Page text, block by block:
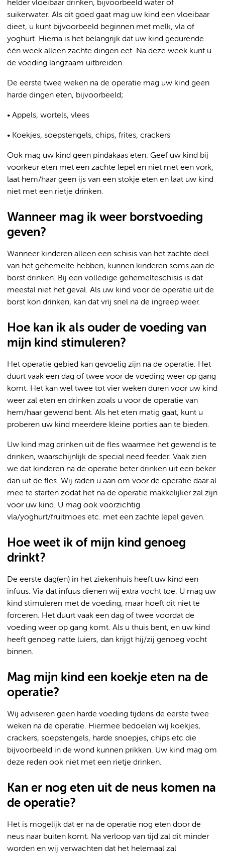
helder vloeibaar drinken, bijvoorbeeld water of
suikerwater. Als dit goed gaat mag uw kind een vloeibaar
dieet, u kunt bijvoorbeeld beginnen met melk, vla of
yoghurt. Hierna is het belangrijk dat uw kind gedurende
één week alleen zachte dingen eet. Na deze week kunt u
de voeding langzaam uitbreiden.
De eerste twee weken na de operatie mag uw kind geen
harde dingen eten, bijvoorbeeld;
• Appels, wortels, vlees
• Koekjes, soepstengels, chips, frites, crackers
Ook mag uw kind geen pindakaas eten. Geef uw kind bij
voorkeur eten met een zachte lepel en niet met een vork,
laat hem/haar geen ijs van een stokje eten en laat uw kind
niet met een rietje drinken.
Wanneer mag ik weer borstvoeding
geven?
Wanneer kinderen alleen een schisis van het zachte deel
van het gehemelte hebben, kunnen kinderen soms aan de
borst drinken. Bij een volledige gehemelteschisis is dat
meestal niet het geval. Als uw kind voor de operatie uit de
borst kon drinken, kan dat vrij snel na de ingreep weer.
Hoe kan ik als ouder de voeding van
mijn kind stimuleren?
Het operatie gebied kan gevoelig zijn na de operatie. Het
duurt vaak een dag of twee voor de voeding weer op gang
komt. Het kan wel twee tot vier weken duren voor uw kind
weer zal eten en drinken zoals u voor de operatie van
hem/haar gewend bent. Als het eten matig gaat, kunt u
proberen uw kind meerdere kleine porties aan te bieden.
Uw kind mag drinken uit de fles waarmee het gewend is te
drinken, waarschijnlijk de special need feeder. Vaak zien
we dat kinderen na de operatie beter drinken uit een beker
dan uit de fles. Wij raden u aan om voor de operatie daar al
mee te starten zodat het na de operatie makkelijker zal zijn
voor uw kind. U mag ook voorzichtig
vla/yoghurt/fruitmoes etc. met een zachte lepel geven.
Hoe weet ik of mijn kind genoeg
drinkt?
De eerste dag(en) in het ziekenhuis heeft uw kind een
infuus. Via dat infuus dienen wij extra vocht toe. U mag uw
kind stimuleren met de voeding, maar hoeft dit niet te
forceren. Het duurt vaak een dag of twee voordat de
voeding weer op gang komt. Als u thuis bent, en uw kind
heeft genoeg natte luiers, dan krijgt hij/zij genoeg vocht
binnen.
Mag mijn kind een koekje eten na de
operatie?
Wij adviseren geen harde voeding tijdens de eerste twee
weken na de operatie. Hiermee bedoelen wij koekjes,
crackers, soepstengels, harde snoepjes, chips etc die
bijvoorbeeld in de wond kunnen prikken. Uw kind mag om
deze reden ook niet met een rietje drinken.
Kan er nog eten uit de neus komen na
de operatie?
Het is mogelijk dat er na de operatie nog eten door de
neus naar buiten komt. Na verloop van tijd zal dit minder
worden en wij verwachten dat het helemaal zal